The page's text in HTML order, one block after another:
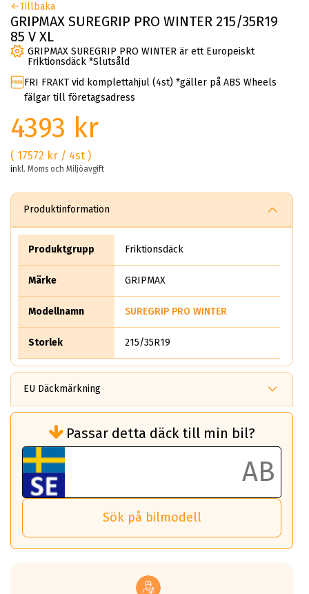
Tillbaka
GRIPMAX SUREGRIP PRO WINTER 215/35R19
85 V XL
GRIPMAX SUREGRIP PRO WINTER är ett Europeiskt
Friktionsdäck *Slutsåld
FRI FRAKT vid komplettahjul (4st) *gäller på ABS Wheels
fälgar till företagsadress
4393 kr
( 17572 kr / 4st )
inkl. Moms och Miljöavgift
Produktinformation
Produktgrupp Friktionsdäck
Märke GRIPMAX
Modellnamn SUREGRIP PRO WINTER
Storlek 215/35R19
EU Däckmärkning
bränsleförbrukningen)
Det ska vara en betygsskala från klass A
till G för rullmotstånd.
Ett klass A däck kommer ha 6,5% bättre
bränsleförbrukning än ett klass G däck.
Det betyder att om man kör 10,000 km,
så sparar man 50 liter bränsle med ett
vilken körstil du använder.
Passar detta däck till min bil?
Sök på bilmodell